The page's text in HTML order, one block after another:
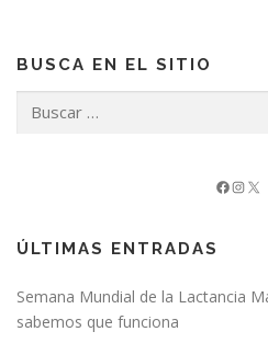
BUSCA EN EL SITIO
Facebook Instagram X
ÚLTIMAS ENTRADAS
Semana Mundial de la Lactancia
sabemos que funciona